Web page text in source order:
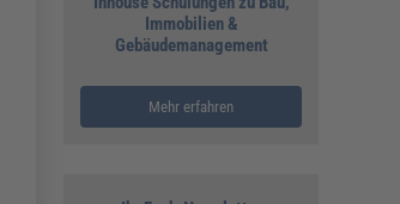
Immobilien &
Gebäudemanagement
Mehr erfahren